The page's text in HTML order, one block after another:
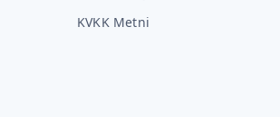
KVKK Metni